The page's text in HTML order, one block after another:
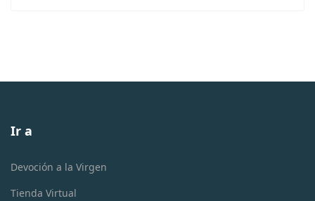
Ir a
Devoción a la Virgen
Tienda Virtual